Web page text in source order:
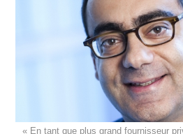
« En tant que plus grand fournisseur